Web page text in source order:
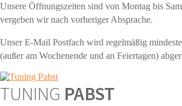
Unsere Öffnungszeiten sind von Montag bis
vergeben wir nach vorheriger Absprache.
Unser E-Mail Postfach wird regelmäßig
(außer am Wochenende und an Feiertagen)
TUNING PABST